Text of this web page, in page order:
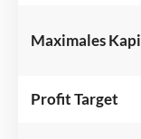
Maximales
Profit Target